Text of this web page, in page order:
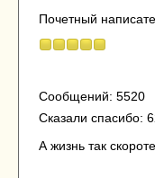
Почетный
Сообщений: 5520
Сказали спасибо:
А жизнь так